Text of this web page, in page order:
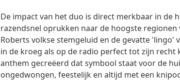
De impact van het duo is direct merkbaar in de
razendsnel oprukken naar de hoogste regionen
Roberts volkse stemgeluid en de gevatte
in de kroeg als op de radio perfect tot zijn
anthem gecreëerd dat symbool staat voor de
ongedwongen, feestelijk en altijd met een